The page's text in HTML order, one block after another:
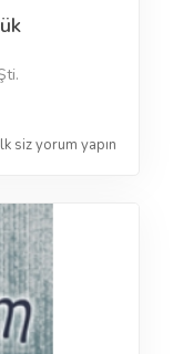
siz yorum yapın